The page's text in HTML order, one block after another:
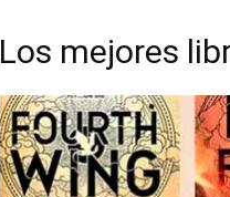
Los mejores